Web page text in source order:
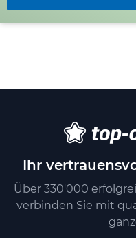
Ihr
Über 330'000
verbinden Sie mit